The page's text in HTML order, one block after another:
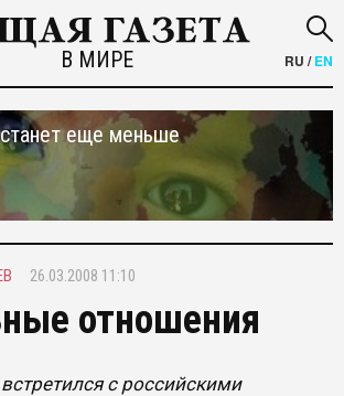
В МИРЕ RU /EN
еще меньше
26.03.2008 11:10
отношения
с российскими